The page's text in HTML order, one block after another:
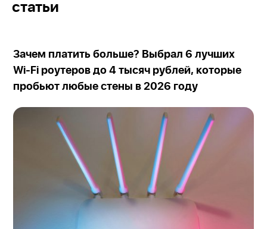
статьи
Зачем платить больше? Выбрал 6 лучших
Wi-Fi роутеров до 4 тысяч рублей, которые
пробьют любые стены в 2026 году